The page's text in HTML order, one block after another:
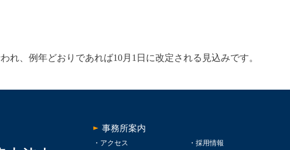
れ、例年どおりであれば10月1日に改定される見込みです。
事務所案内
アクセス 採用情報